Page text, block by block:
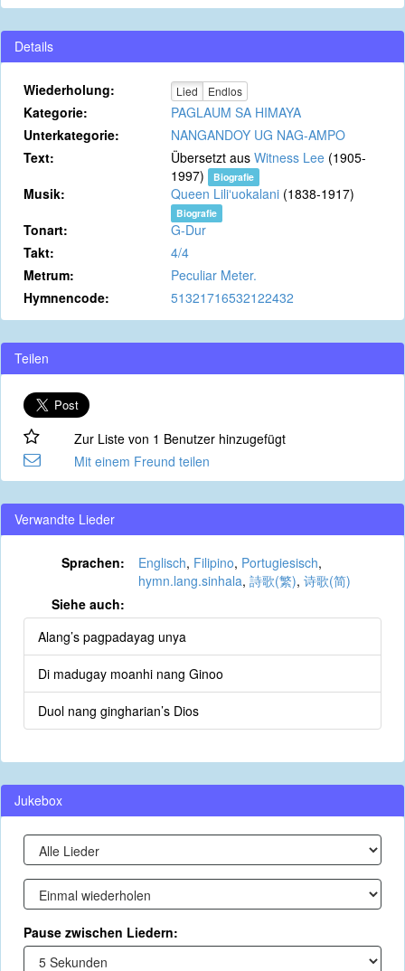
Details
Wiederholung: Lied Endlos
Kategorie:
PAGLAUM SA HIMAYA
Unterkategorie:
NANGANDOY UG NAG-AMPO
Text:
Übersetzt aus Witness Lee (1905-
1997)
Biografie
Musik: Queen Liliʻuokalani (1838-1917)
Biografie
Tonart:
G-Dur
Takt:
4/4
Metrum:
Peculiar Meter.
Hymnencode:
51321716532122432
Teilen
Zur Liste von 1 Benutzer hinzugefügt
Mit einem Freund teilen
Verwandte Lieder
Sprachen: Englisch, Filipino, Portugiesisch,
hymn.lang.sinhala, 詩歌(繁), 诗歌(简)
Siehe auch:
Alang’s pagpadayag unya
Di madugay moanhi nang Ginoo
Duol nang gingharian’s Dios
Jukebox
Pause zwischen Liedern: